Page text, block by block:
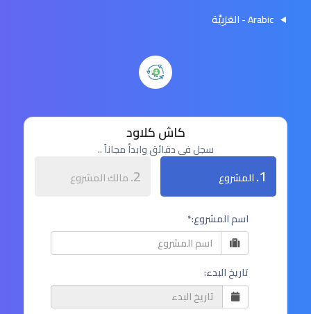
كاش كلاود
سجل في دقائق وابدأ مجاناً ..
1. المشروع 2. مالك المشروع
اسم المشروع:*
تاريخ البدء: